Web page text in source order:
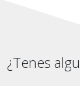
¿Tenes